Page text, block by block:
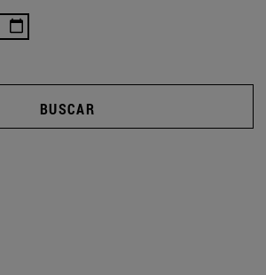
BUSCAR